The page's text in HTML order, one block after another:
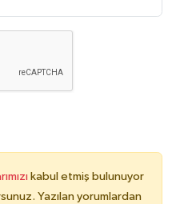
kabul etmiş bulunuyor
Yazılan yorumlardan